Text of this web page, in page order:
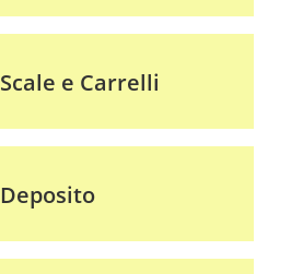
Scale e Carrelli
Deposito